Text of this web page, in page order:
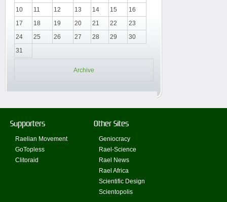
10
11 12 13 14 15
16
17
18 19 20 21 22
23
24
25 26 27 28 29
30
31
Archive
Supporters
Raelian Movement
GoTopless
Clitoraid
Other Sites
Geniocracy
Rael-Science
Rael News
Rael Africa
Scientific Design
Scientopolis